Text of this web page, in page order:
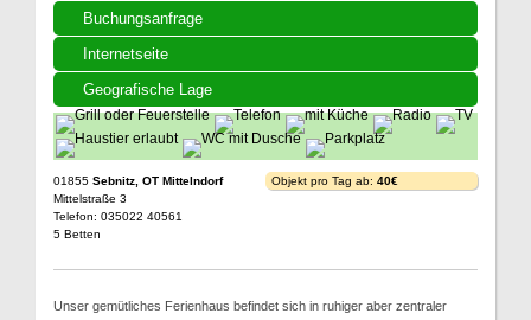
Buchungsanfrage
Internetseite
Geografische Lage
01855 Sebnitz, OT Mittelndorf
Mittelstraße 3
Telefon: 035022 40561
5 Betten
Objekt pro Tag ab: 40€
Unser gemütliches Ferienhaus befindet sich in ruhiger aber zentraler